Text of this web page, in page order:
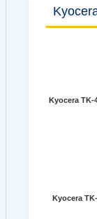
Kyocera TK-
Kyocera